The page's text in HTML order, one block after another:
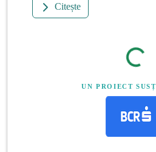
Citește
UN PROIECT